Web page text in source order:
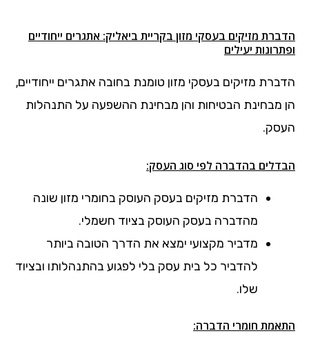
הדברת מזיקים בעסקי מזון בקריית ביאליק: אתגרים ייחודיים
ופתרונות יעילים
הדברת מזיקים בעסקי מזון טומנת בחובה אתגרים ייחודיים,
הן מבחינת הבטיחות והן מבחינת ההשפעה על התנהלות
העסק.
הבדלים בהדברה לפי סוג העסק:
הדברת מזיקים בעסק העוסק בחומרי מזון שונה
מהדברה בעסק העוסק בציוד חשמלי.
מדביר מקצועי ימצא את הדרך הטובה ביותר
להדביר כל בית עסק בלי לפגוע בהתנהלותו ובציוד
שלו.
התאמת חומרי הדברה: